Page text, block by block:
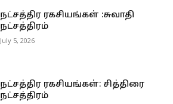
நட்சத்திர ரகசியங்கள் :சுவாதி
நட்சத்திரம்
July 5, 2026
நட்சத்திர ரகசியங்கள்: சித்திரை
நட்சத்திரம்